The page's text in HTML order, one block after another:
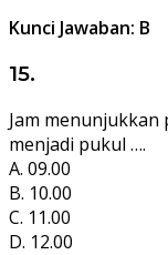
Kunci Jawaban: B
15.
Jam menunjukkan
menjadi pukul ….
A. 09.00
B. 10.00
C. 11.00
D. 12.00